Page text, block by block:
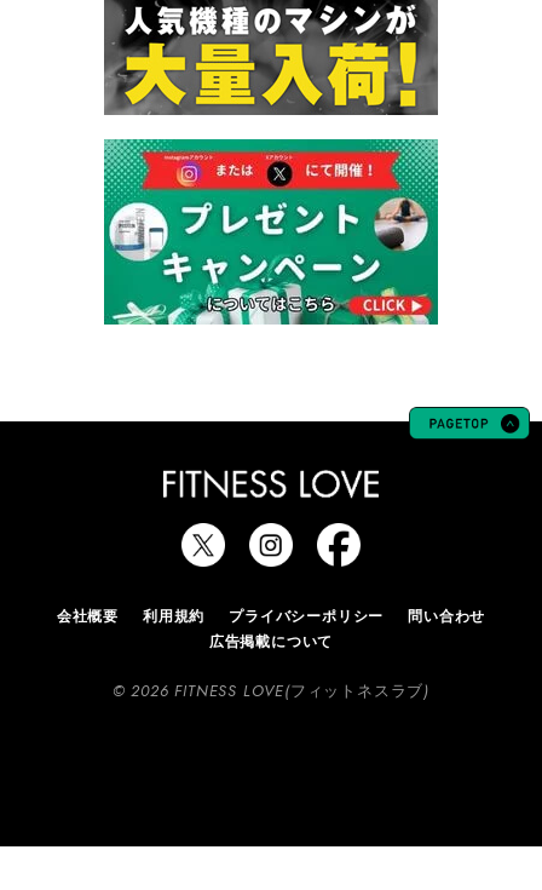
会社概要 利用規約 プライバシーポリシー
問い合わせ
広告掲載について
© 2026 FITNESS LOVE(フィットネスラブ)